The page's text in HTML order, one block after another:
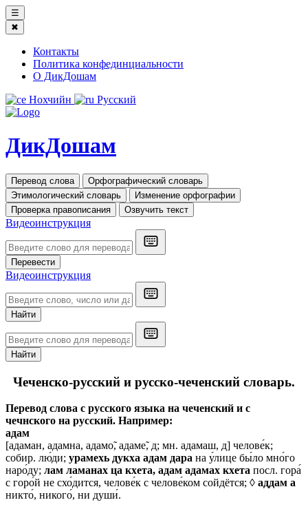
☰
✖
Контакты
Политика конфединциальности
О ДикДошам
Нохчийн
Русский
ДикДошам
Перевод слова
Орфографический словарь
Этимологический словарь
Изменение орфографии
Проверка правописания
Озвучить текст
Видеоинструкция
Перевести
Видеоинструкция
Найти
Найти
Чеченско-русский и русско-чеченский словарь.
Перевод слова с русского языка на чеченский и с
чечнского на русский. Например:
адам
[адаман, адамна, адамо̃, адаме̃, д; мн. адамаш, д] челове́к;
собир. лю́ди; урамехь дукха адам дара на у́лице бы́ло мно́го
наро́ду; лам ламанах ца кхета, адам адамах кхета посл. гора́
с горо́й не схо́дится, челове́к с челове́ком сойдётся; ◊ аддам а
никто́, никого́, ни души́.